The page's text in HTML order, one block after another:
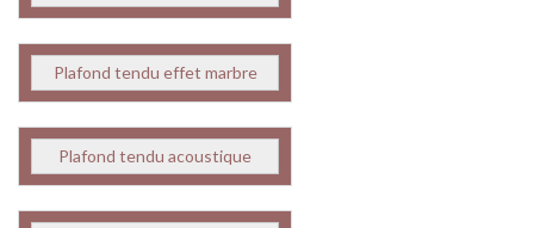
Plafond tendu effet marbre
Plafond tendu acoustique